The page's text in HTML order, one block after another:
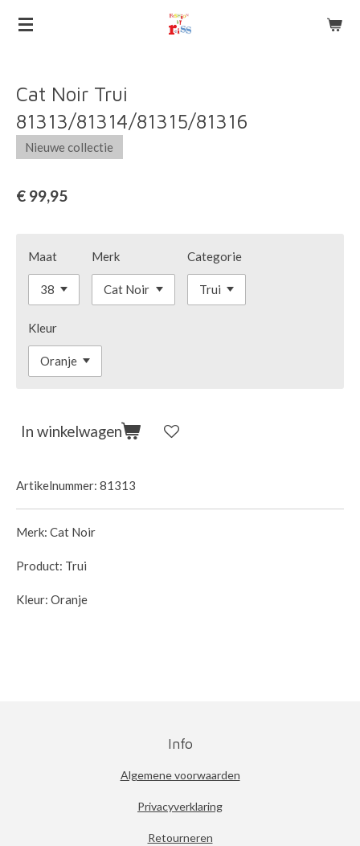
Ga
hoofdinhoud
Cat Noir Trui
81313/81314/81315/81316
Nieuwe collectie
€ 99,95
Maat Merk Categorie
Kleur
In winkelwagen
Artikelnummer: 81313
Merk: Cat Noir
Product: Trui
Kleur: Oranje
Info
Algemene voorwaarden
Privacyverklaring
Retourneren